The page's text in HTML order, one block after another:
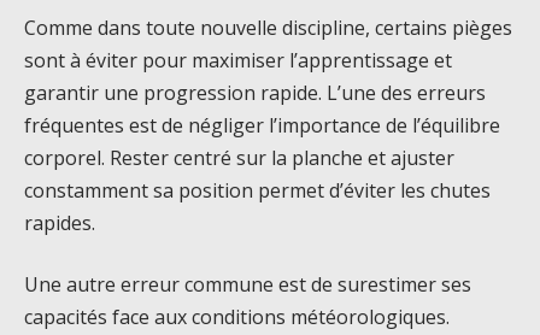
Comme dans toute nouvelle discipline, certains pièges
sont à éviter pour maximiser l’apprentissage et
garantir une progression rapide. L’une des erreurs
fréquentes est de négliger l’importance de l’équilibre
corporel. Rester centré sur la planche et ajuster
constamment sa position permet d’éviter les chutes
rapides.
Une autre erreur commune est de surestimer ses
capacités face aux conditions météorologiques.